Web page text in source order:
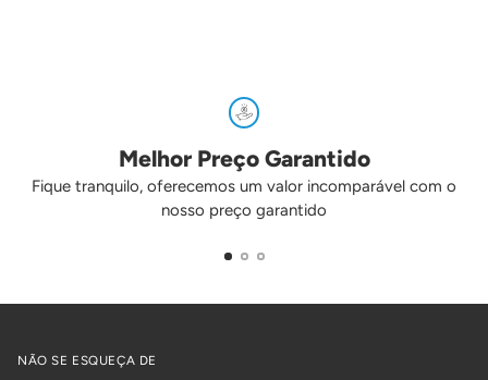
Melhor Preço Garantido
Fique tranquilo, oferecemos um valor incomparável com o
nosso preço garantido
NÃO SE ESQUEÇA DE